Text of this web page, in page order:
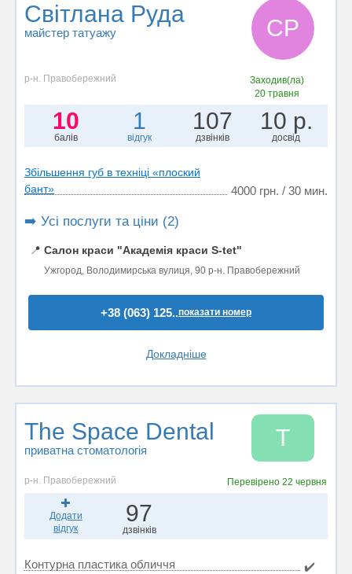
Світлана Руда
майстер татуажу СР
р-н. Правобережний
Заходив(ла)
20 травня
10
балів
1
відгук
107
дзвінків
10 р.
досвід
Збільшення губ в техніці «плоский
бант»
4000 грн. / 30 мин.
➡️ Усі послуги та ціни (2)
📍 Салон краси "Академія краси S-tet"
Ужгород, Володимирська вулиця, 90 р-н. Правобережний
+38 (063) 125..показати номер
Докладніше
The Space Dental
приватна стоматологія T
р-н. Правобережний Перевірено22 червня
Додати
відгук
97
дзвінків
Контурна пластика обличчя
✔️